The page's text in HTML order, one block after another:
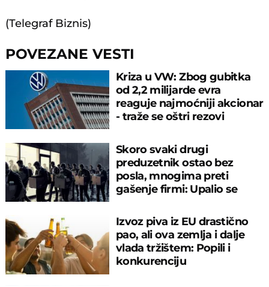
(Telegraf Biznis)
POVEZANE VESTI
Kriza u VW: Zbog gubitka
od 2,2 milijarde evra
reaguje najmoćniji akcionar
- traže se oštri rezovi
Skoro svaki drugi
preduzetnik ostao bez
posla, mnogima preti
gašenje firmi: Upalio se
Izvoz piva iz EU drastično
pao, ali ova zemlja i dalje
vlada tržištem: Popili i
konkurenciju